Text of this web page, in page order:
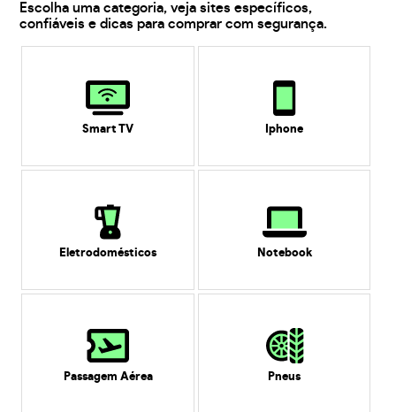
Escolha uma categoria, veja sites específicos,
confiáveis e dicas para comprar com segurança.
Smart TV Iphone
Eletrodomésticos Notebook
Passagem Aérea Pneus